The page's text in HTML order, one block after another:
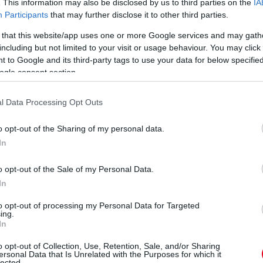
This information may also be disclosed by us to third parties on the
Participants that may further disclose it to other third parties.
that this website/app uses one or more Google services and may
but not limited to your visit or usage behaviour. You may
to Google and its third-party tags to use your data for below
consent section.
Data Processing Opt Outs
opt-out of the Sharing of my personal data.
opt-out of the Sale of my Personal Data.
opt-out of processing my Personal Data for Targeted
opt-out of Collection, Use, Retention, Sale, and/or Sharing
Data that Is Unrelated with the Purposes for which it
a pályán. Marquez kezdett a legjobban,
Úgy látszik a Yamahák észbe
fel a vezető Marquez mögé. Rossit közben
is szenvedtek, Iannone csak a hetedik
az első kifutásra.
mindenki a pályára gurult egy gumicsere
mint Marquez, Lorenzo és Pedrosa is. Az
az első három helyen a leintéskor is. A
sorakozhatott fel.
Team
Team Honda 1'44.307
0.718 / 0.251
ECSTAR Suzuki 1'44.329
0.740 / 0.005